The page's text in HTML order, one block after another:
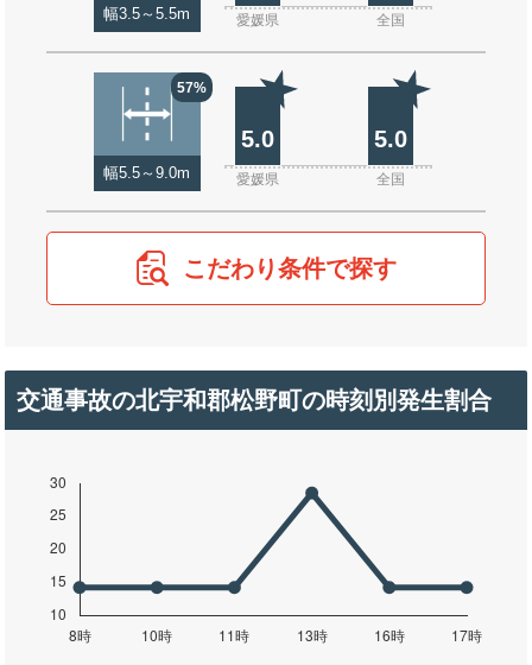
幅3.5～5.5m 愛媛県 全国
57%
幅5.5～9.0m
5.0 5.0
愛媛県 全国
こだわり条件で探す
交通事故の北宇和郡松野町の時刻別発生割合